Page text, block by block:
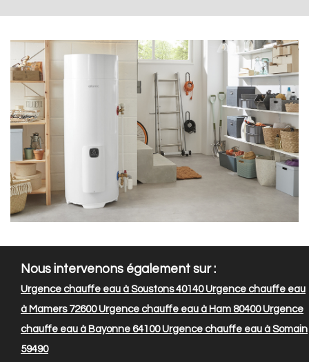
Nous intervenons également sur :
Urgence chauffe eau à Soustons 40140Urgence chauffe eau
à Mamers 72600Urgence chauffe eau à Ham 80400Urgence
chauffe eau à Bayonne 64100Urgence chauffe eau à Somain
59490